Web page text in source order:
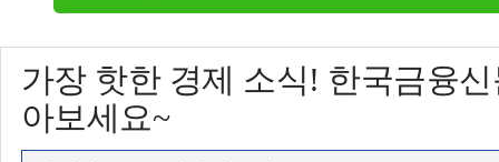
가장 핫한 경제 소식! 한국금융
아보세요~